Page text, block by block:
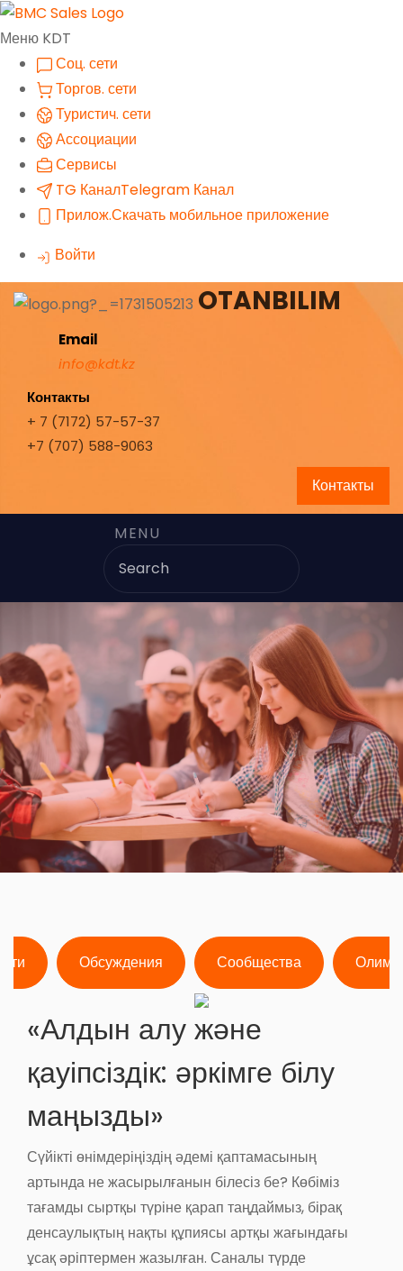
Меню KDT
Соц. сети
Торгов. сети
Туристич. сети
Ассоциации
Сервисы
TG КаналTelegram Канал
Прилож.Скачать мобильное приложение
Войти
OTANBILIM
Email
info@kdt.kz
Контакты
+ 7 (7172) 57-57-37
+7 (707) 588-9063
Контакты
MENU
Обсуждения Сообщества
«Алдын алу және
қауіпсіздік: әркімге білу
маңызды»
Сүйікті өнімдеріңіздің әдемі қаптамасының
артында не жасырылғанын білесіз бе? Көбіміз
тағамды сыртқы түріне қарап таңдаймыз, бірақ
денсаулықтың нақты құпиясы артқы жағындағы
ұсақ әріптермен жазылған. Саналы түрде